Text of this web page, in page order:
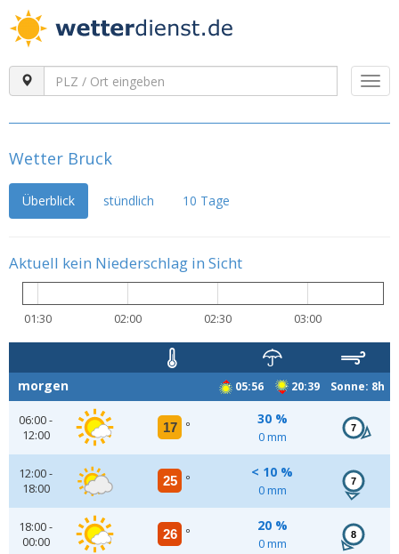
Wetter Bruck
Überblick stündlich 10 Tage
Aktuell kein Niederschlag in Sicht
01:30 02:00 02:30 03:00
05:56 20:39 Sonne: 8h
morgen
06:00 -
12:00
17 °
30 %
0 mm
7
12:00 -
18:00
25 °
< 10 %
0 mm
7
18:00 -
00:00
26 °
20 %
0 mm
8